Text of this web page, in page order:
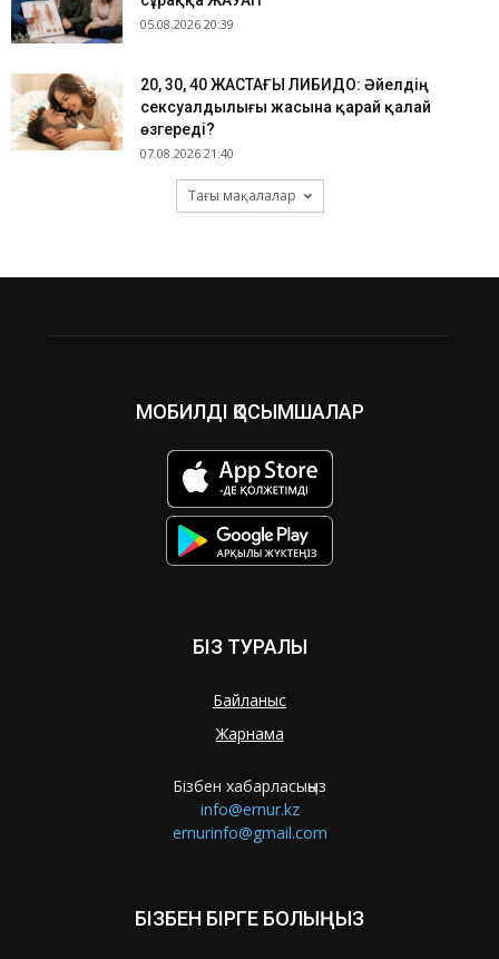
05.08.2026 20:39
​20, 30, 40 ЖАСТАҒЫ ЛИБИДО: Әйелдің
сексуалдылығы жасына қарай қалай
өзгереді?
07.08.2026 21:40
Тағы мақалалар
МОБИЛДІ ҚОСЫМШАЛАР
БІЗ ТУРАЛЫ
Байланыс
Жарнама
Бізбен хабарласыңыз
info@ernur.kz
ernurinfo@gmail.com
БІЗБЕН БІРГЕ БОЛЫҢЫЗ